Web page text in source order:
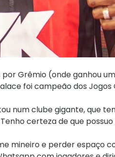
Grêmio (onde ganhou
foi campeão dos
num clube gigante, que
certeza de que
mineiro e perder espaço